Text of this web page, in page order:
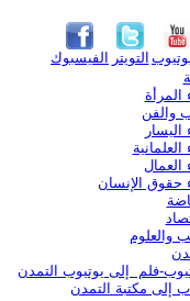
الفيسبوك التويتر
المرأة
والفن
اليسار
العلمانية
العمال
حقوق الإنسان
والعلوم
فلم إلى يوتيوب التمدن
إلى مكتبة التمدن